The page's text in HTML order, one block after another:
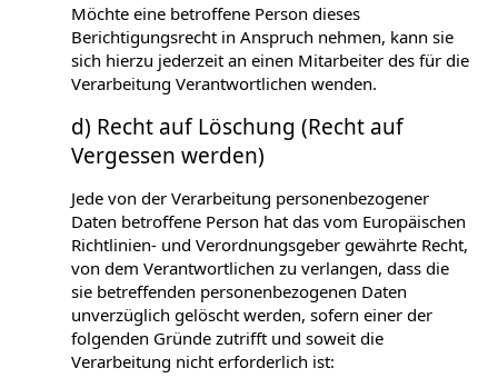
Möchte eine betroffene Person dieses
Berichtigungsrecht in Anspruch nehmen, kann sie
sich hierzu jederzeit an einen Mitarbeiter des für die
Verarbeitung Verantwortlichen wenden.
d) Recht auf Löschung (Recht auf
Vergessen werden)
Jede von der Verarbeitung personenbezogener
Daten betroffene Person hat das vom Europäischen
Richtlinien- und Verordnungsgeber gewährte Recht,
von dem Verantwortlichen zu verlangen, dass die
sie betreffenden personenbezogenen Daten
unverzüglich gelöscht werden, sofern einer der
folgenden Gründe zutrifft und soweit die
Verarbeitung nicht erforderlich ist: